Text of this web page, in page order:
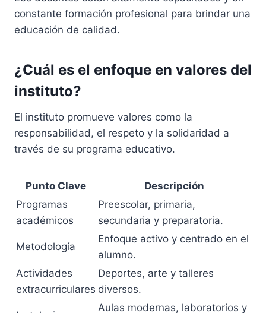
constante formación profesional para brindar una
educación de calidad.
¿Cuál es el enfoque en valores del
instituto?
El instituto promueve valores como la
responsabilidad, el respeto y la solidaridad a
través de su programa educativo.
Punto Clave
Descripción
Programas
académicos
Preescolar, primaria,
secundaria y preparatoria.
Metodología
Enfoque activo y centrado en el
alumno.
Actividades
extracurriculares
Deportes, arte y talleres
diversos.
Aulas modernas, laboratorios y